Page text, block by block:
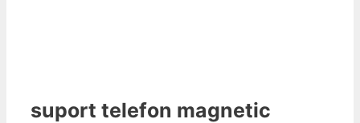
suport telefon magnetic